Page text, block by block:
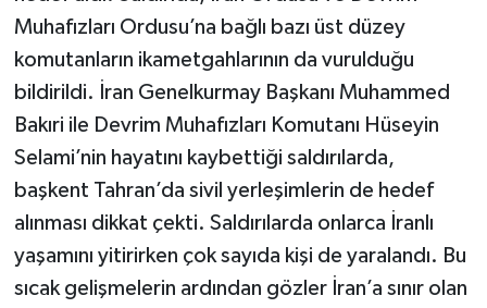
Muhafızları Ordusu’na bağlı bazı üst düzey
komutanların ikametgahlarının da vurulduğu
bildirildi. İran Genelkurmay Başkanı Muhammed
Bakıri ile Devrim Muhafızları Komutanı Hüseyin
Selami’nin hayatını kaybettiği saldırılarda,
başkent Tahran’da sivil yerleşimlerin de hedef
alınması dikkat çekti. Saldırılarda onlarca İranlı
yaşamını yitirirken çok sayıda kişi de yaralandı. Bu
sıcak gelişmelerin ardından gözler İran’a sınır olan